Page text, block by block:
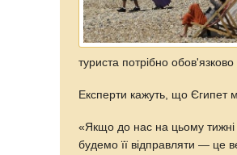
туриста потрібно
Експерти кажуть, що Єгипет
«Якщо до нас на цьому
будемо її відправляти — це